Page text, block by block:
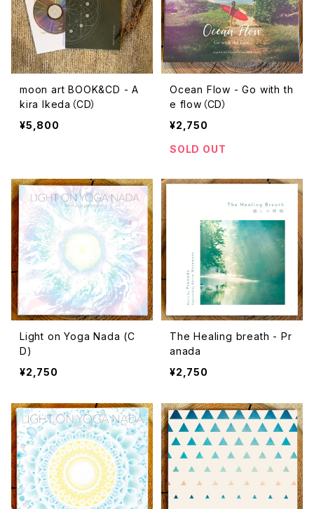
moon art BOOK&CD - A
kira Ikeda（CD）
¥5,800
Ocean Flow - Go with th
e flow（CD）
¥2,750
SOLD OUT
Light on Yoga Nada (C
D)
¥2,750
The Healing breath - Pr
anada
¥2,750